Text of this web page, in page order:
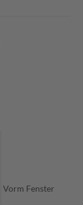
Vorm Fenster